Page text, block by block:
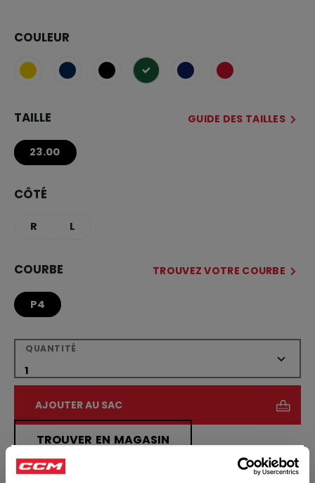
COULEUR
sélectionné
TAILLE GUIDE DES TAILLES
23.00
CÔTÉ
R L
COURBE TROUVEZ VOTRE COURBE
P4
QUANTITÉ
AJOUTER AU SAC
TROUVER EN MAGASIN